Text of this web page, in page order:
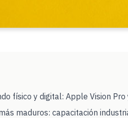
físico y digital: Apple Vision
maduros: capacitación